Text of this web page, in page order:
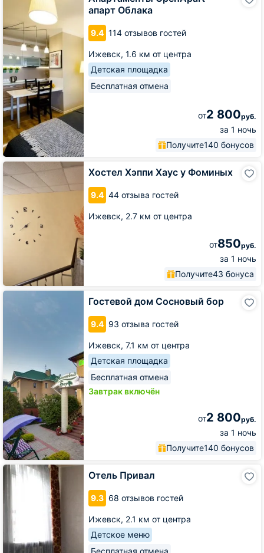
апарт Облака
9.4 114 отзывов гостей
Ижевск, 1.6 км от центра
Детская площадка
Бесплатная отмена
от2 800руб.
за 1 ночь
Получите140 бонусов
OpenApart
апарт
Облака
Хостел Хэппи Хаус у Фоминых
9.4 44 отзыва гостей
Ижевск, 2.7 км от центра
от850руб.
за 1 ночь
Получите43 бонуса
Хостел
Хэппи
Хаус
у
Фоминых
Гостевой дом Сосновый бор
9.4 93 отзыва гостей
Ижевск, 7.1 км от центра
Детская площадка
Бесплатная отмена
Завтрак включён
от2 800руб.
за 1 ночь
Получите140 бонусов
Гостевой
Отель Привал
9.3 68 отзывов гостей
Ижевск, 2.1 км от центра
Детское меню
Бесплатная отмена
Отель
Привал